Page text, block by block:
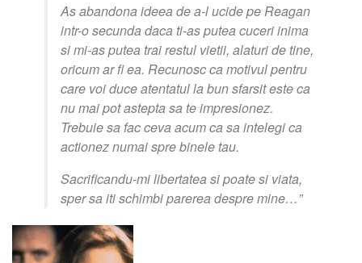
As abandona ideea de a-l ucide pe Reagan
intr-o secunda daca ti-as putea cuceri inima
si mi-as putea trai restul vietii, alaturi de tine,
oricum ar fi ea. Recunosc ca motivul pentru
care voi duce atentatul la bun sfarsit este ca
nu mai pot astepta sa te impresionez.
Trebuie sa fac ceva acum ca sa intelegi ca
actionez numai spre binele tau.
Sacrificandu-mi libertatea si poate si viata,
sper sa iti schimbi parerea despre mine…”